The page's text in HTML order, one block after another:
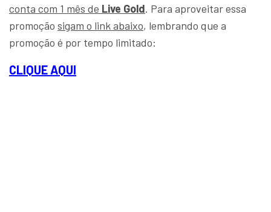
conta com 1 mês de Live Gold. Para aproveitar essa
promoção sigam o link abaixo, lembrando que a
promoção é por tempo limitado:
CLIQUE AQUI